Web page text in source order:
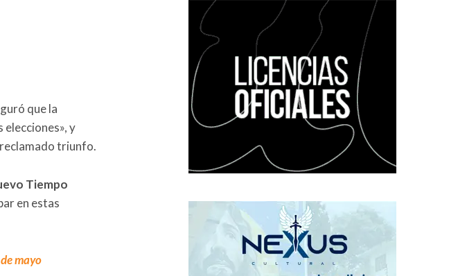
que la
y
triunfo.
Tiempo
en estas
mayo